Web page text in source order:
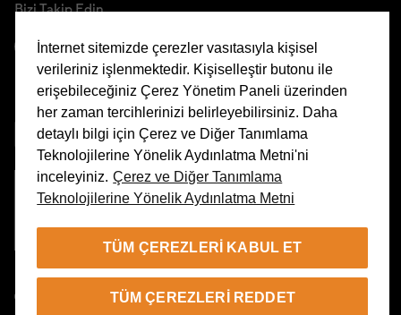
Bizi Takip Edin
Uygulamamızı İndirin
İnternet sitemizde çerezler vasıtasıyla kişisel
verileriniz işlenmektedir. Kişiselleştir butonu ile
erişebileceğiniz Çerez Yönetim Paneli üzerinden
her zaman tercihlerinizi belirleyebilirsiniz. Daha
detaylı bilgi için Çerez ve Diğer Tanımlama
Teknolojilerine Yönelik Aydınlatma Metni'ni
inceleyiniz. Çerez ve Diğer Tanımlama
Teknolojilerine Yönelik Aydınlatma Metni
TÜM ÇEREZLERI KABUL ET
TÜM ÇEREZLERI REDDET